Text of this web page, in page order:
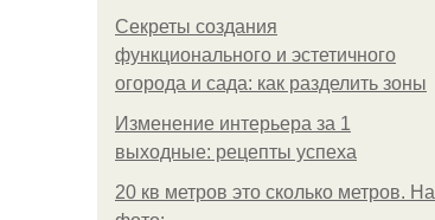
Секреты создания
функционального и эстетичного
огорода и сада: как разделить зоны
Изменение интерьера за 1
выходные: рецепты успеха
20 кв метров это сколько метров. На